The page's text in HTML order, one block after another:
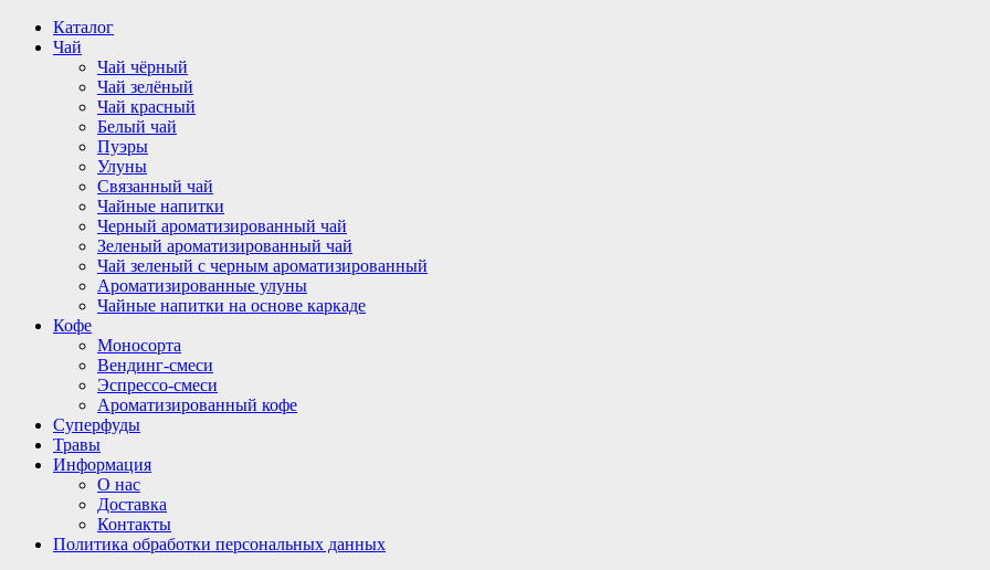
Перейти
содержимому
Каталог
Чай
Чай чёрный
Чай зелёный
Чай красный
Белый чай
Пуэры
Улуны
Связанный чай
Чайные напитки
Черный ароматизированный чай
Зеленый ароматизированный чай
Чай зеленый с черным ароматизированный
Ароматизированные улуны
Чайные напитки на основе каркаде
Кофе
Моносорта
Вендинг-смеси
Эспрессо-смеси
Ароматизированный кофе
Суперфуды
Травы
Информация
О нас
Доставка
Контакты
Политика обработки персональных данных